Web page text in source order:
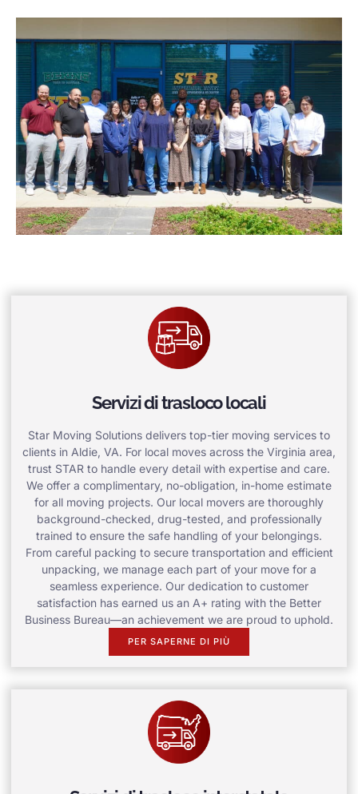
Servizi di trasloco locali
Star Moving Solutions delivers top-tier moving services to
clients in Aldie, VA. For local moves across the Virginia area,
trust STAR to handle every detail with expertise and care.
We offer a complimentary, no-obligation, in-home estimate
for all moving projects. Our local movers are thoroughly
background-checked, drug-tested, and professionally
trained to ensure the safe handling of your belongings.
From careful packing to secure transportation and efficient
unpacking, we manage each part of your move for a
seamless experience. Our dedication to customer
satisfaction has earned us an A+ rating with the Better
Business Bureau—an achievement we are proud to uphold.
PER SAPERNE DI PIÙ